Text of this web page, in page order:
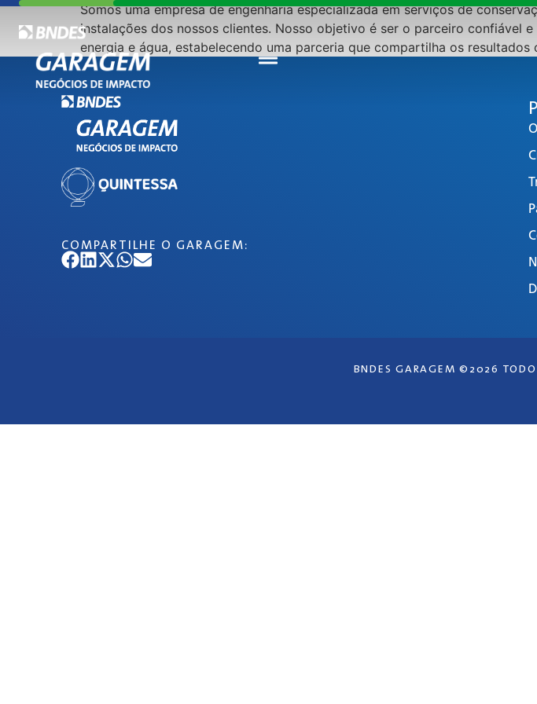
Somos uma empresa de engenharia especializada em serviços de
instalações dos nossos clientes. Nosso objetivo é ser o parceiro confiável
energia e água, estabelecendo uma parceria que compartilha os resultados
COMPARTILHE O GARAGEM:
BNDES GARAGEM ©2026